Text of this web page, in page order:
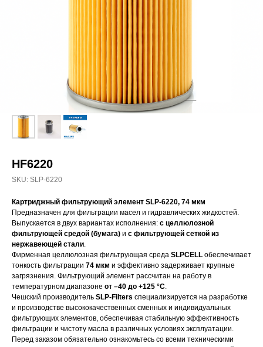
HF6220
SKU: SLP-6220
Картриджный фильтрующий элемент SLP-6220, 74 мкм
Предназначен для фильтрации масел и гидравлических жидкостей.
Выпускается в двух вариантах исполнения: с целлюлозной
фильтрующей средой (бумага) и с фильтрующей сеткой из
нержавеющей стали.
Фирменная целлюлозная фильтрующая среда SLPCELL обеспечивает
тонкость фильтрации 74 мкм и эффективно задерживает крупные
загрязнения. Фильтрующий элемент рассчитан на работу в
температурном диапазоне от –40 до +125 °C.
Чешский производитель SLP-Filters специализируется на разработке
и производстве высококачественных сменных и индивидуальных
фильтрующих элементов, обеспечивая стабильную эффективность
фильтрации и чистоту масла в различных условиях эксплуатации.
Перед заказом обязательно ознакомьтесь со всеми техническими